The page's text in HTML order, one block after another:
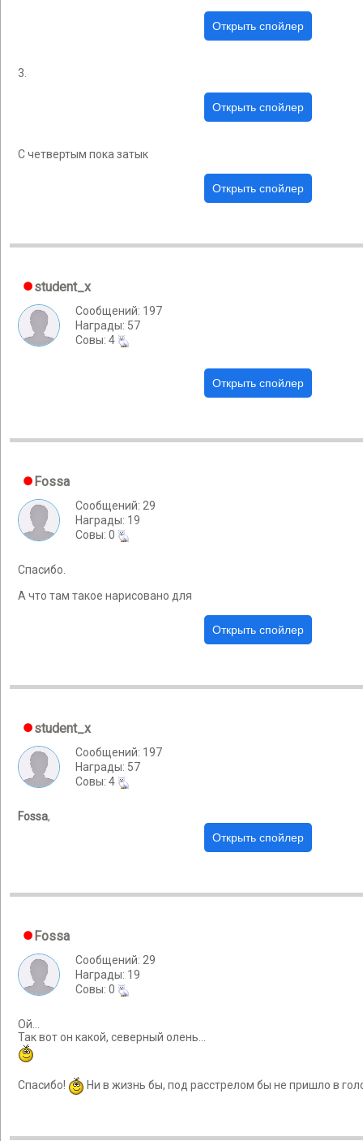
3.
С четвертым пока затык
student_x
Сообщений: 197
Награды: 57
Cовы: 4
Fossa
Сообщений: 29
Награды: 19
Cовы: 0
Спасибо.
А что там такое нарисовано для
student_x
Сообщений: 197
Награды: 57
Cовы: 4
Fossa,
Fossa
Сообщений: 29
Награды: 19
Cовы: 0
Ой...
Так вот он какой, северный олень...
Спасибо! Ни в жизнь бы, под расстрелом бы не пришло в